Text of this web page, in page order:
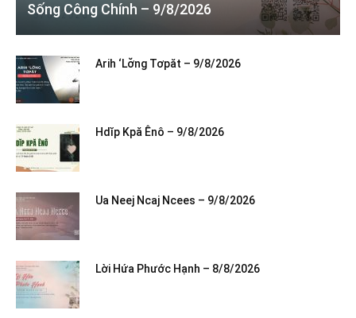
Sống Công Chính – 9/8/2026
Arih ‘Lơ̆ng Tơpăt – 9/8/2026
Hdĭp Kpă Ênô – 9/8/2026
Ua Neej Ncaj Ncees – 9/8/2026
Lời Hứa Phước Hạnh – 8/8/2026